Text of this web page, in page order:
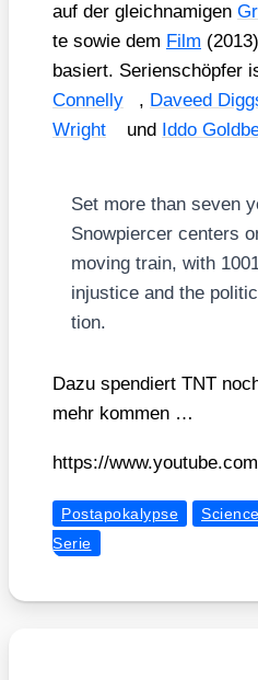
auf der gleich­na­mi­gen
te sowie dem Film
basiert. Seri­en­schöp­fer
Con­nel­ly
, Dave­ed
Wright
und Iddo
Set more than seven
Snow­pier­cer cen­ters
moving train, with
inju­s­ti­ce and the
ti­on.
Dazu spen­diert TNT
mehr kom­men …
https://​
Postapokalypse
Serie